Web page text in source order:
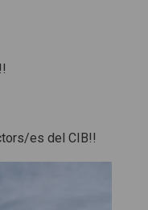
es del CIB!!